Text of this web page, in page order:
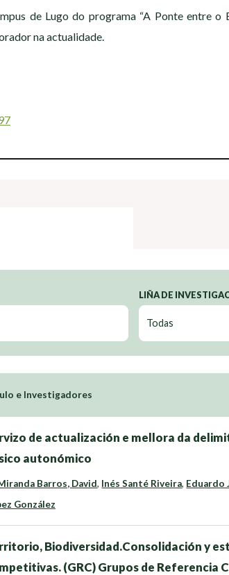
de Lugo do programa “A Ponte entre o
na actualidade.
LIÑA DE
e Investigadores
de actualización e mellora da
autonómico
Barros, David, Inés Santé Riveira, Eduardo
González
Biodiversidad.Consolidación y
(GRC) Grupos de Referencia